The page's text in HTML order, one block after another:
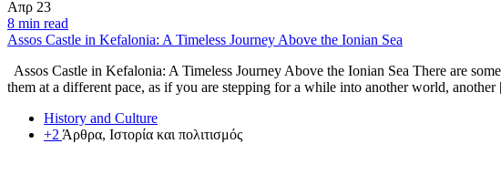
Απρ 23
8 min read
Assos Castle in Kefalonia: A Timeless Journey Above the Ionian Sea
Assos Castle in Kefalonia: A Timeless Journey Above the Ionian Sea There are
them at a different pace, as if you are stepping for a while into another world,
History and Culture
+2 Άρθρα, Ιστορία και πολιτισμός